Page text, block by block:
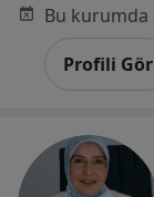
Profili Gör